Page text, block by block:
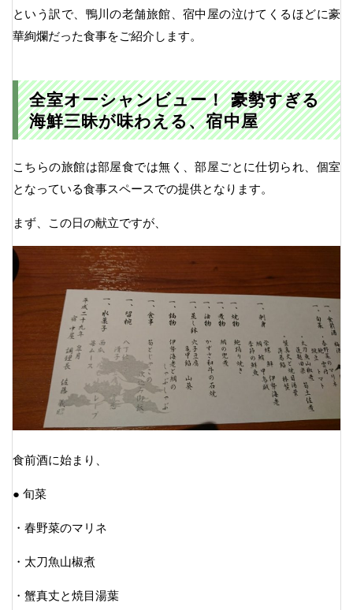
という訳で、鴨川の老舗旅館、宿中屋の泣けてくるほどに豪
華絢爛だった食事をご紹介します。
全室オーシャンビュー！ 豪勢すぎる
海鮮三昧が味わえる、宿中屋
こちらの旅館は部屋食では無く、部屋ごとに仕切られ、個室
となっている食事スペースでの提供となります。
まず、この日の献立ですが、
食前酒に始まり、
● 旬菜
・春野菜のマリネ
・太刀魚山椒煮
・蟹真丈と焼目湯葉